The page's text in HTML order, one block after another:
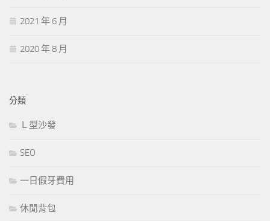
2021 年 6 月
2020 年 8 月
分類
Ｌ型沙發
SEO
一日假牙費用
休閒背包